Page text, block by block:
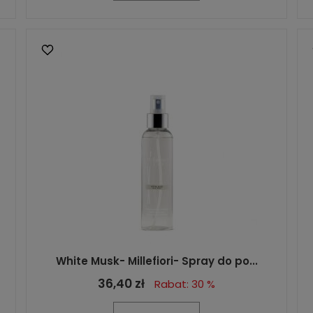
White Musk- Millefiori- Spray do po...
36,40 zł Rabat: 30 %